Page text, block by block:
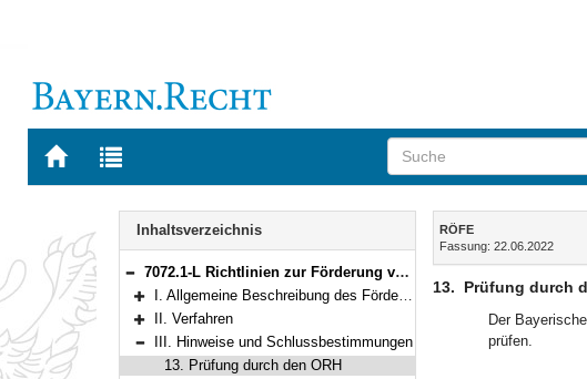
Zur
BAYERN.RECHT
Zur
letzten
Navigation
Inhaltsverzeichnis
Bereich reduzieren
7072.1-L Richtlinien zur Förderung von öffentlichen touristischen Infrastruktureinrichtungen (RÖFE) Bekanntmachung des Bayerischen Staatsministeriums für Wirtschaft, Landesentwicklung und Energie vom 22. Juni 2022, Az. 73-3360/10/10 (BayMBl. Nr. 403)
Bereich erweitern
I. Allgemeine Beschreibung des Förderbereichs
Bereich erweitern
II. Verfahren
Bereich reduzieren
III. Hinweise und Schlussbestimmungen
13. Prüfung durch den ORH
Inhalt
RÖFE
Fassung: 22.06.2022
13. Prüfung durch
Der
prüfen.